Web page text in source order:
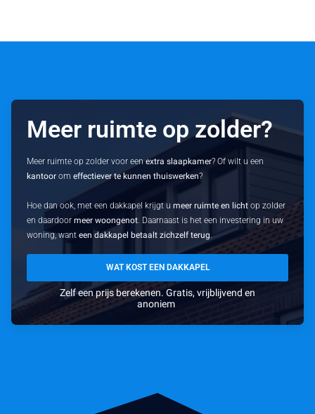
Meer ruimte op zolder?
Meer ruimte op zolder voor eenextra slaapkamer? Of wilt u een
kantoor omeffectiever te kunnen thuiswerken?
Hoe dan ook, met een dakkapel krijgt umeer ruimte en licht op zolder
en daardoormeer woongenot. Daarnaast is het een investering in uw
woning, wanteen dakkapel betaalt zichzelf terug.
WAT KOST EEN DAKKAPEL
Zelf een prijs berekenen. Gratis, vrijblijvend en
anoniem